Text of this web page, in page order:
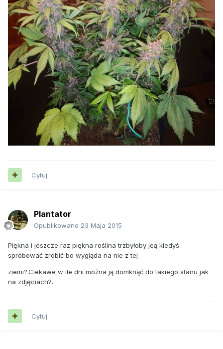
Cytuj
Plantator
Opublikowano 23 Maja 2015
Piękna i jeszcze raz piękna roślina trzbyłoby jeą kiedyś
spróbować zrobić bo wygląda na nie z tej
ziemi?.Ciekawe w ile dni można ją domknąć do takiego stanu jak
na zdjęciach?.
Cytuj